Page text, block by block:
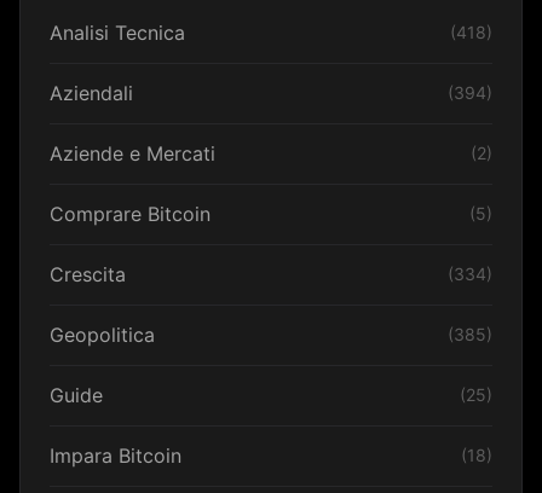
Analisi Tecnica (418)
Aziendali (394)
Aziende e Mercati (2)
Comprare Bitcoin (5)
Crescita (334)
Geopolitica (385)
Guide (25)
Impara Bitcoin (18)